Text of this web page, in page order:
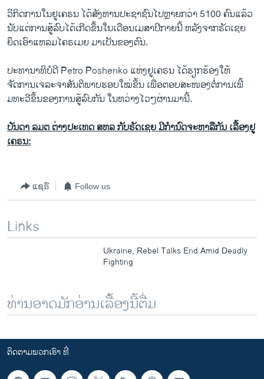
ວິ​ກິດ​ການ​ໃນ​ຢູ​ເຄຣນ ​ໄດ້​ສັງຫານ​ປະຊາຊົນ​ໄປ​ຫຼາຍ​ກວ່າ 5100 ຄົນ​ແລ້ວ
ນັບ​ແຕ່​ການ​ສູ້​ລົບ​ໄດ້​ເກີດ​ຂຶ້ນ​ໃນ​ເດືອນ​ເມສາ​ປີ​ກາຍ​ນີ້ ຫລັງ​ຈາກຣັດ​ເຊຍ​
ຍຶດ​ເອົາ​ແຫລມ​ໄຄຣ​ເມຍ​ ມາ​ເປັນ​ຂອງ​ຕົນ​.
ປະທານາທິບໍດີ Petro Poshenko ​ແຫ່ງ​ຢູ​ເຄຣນ ​ໄດ້​ຮຽກຮ້ອງ​ໃຫ້​
ຈັດການ​ເຈລະຈາ​ສັນຕິພາບຮອບ​ໃໝ່​ຂຶ້ນ ​ເພື່ອ​ຕອບ​ສະໜອງ​ຕໍ່​ການ​ເພີ້​
ມທະວີ​ຂຶ້ນ​ຂອງ​ການ​ສູ້​ລົບ​ກັນ ​ໃນ​ຫວ່າງ​ໄວໆ​ຜ່ານ​ມາ​ນີ້.
ບັນດາ ລມຕ ຕ່າງປະເທດ ສຫລ ກັບຣັດເຊຍ ມີກຳນົດຈະຫາລືກັນ ເລື້ອງຢູ
ເຄຣນ:
ແຊຣ໌ Follow us
Links
Ukraine, Rebel Talks End Amid Deadly
Fighting
ທ່ານອາດມັກອ່ານເລື້ອງນີ້ຕື່ມ
ຕິດຕາມພວກເຮົາ ທີ່